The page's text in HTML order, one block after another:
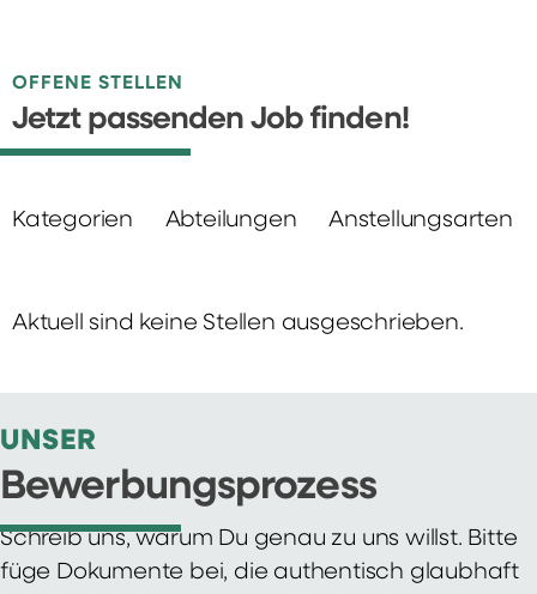
OFFENE STELLEN
Jetzt passenden Job finden!
Kategorien Abteilungen Anstellungsarten
Aktuell sind keine Stellen ausgeschrieben.
UNSER
Bewerbungsprozess
Schreib uns, warum Du genau zu uns willst. Bitte
füge Dokumente bei, die authentisch glaubhaft